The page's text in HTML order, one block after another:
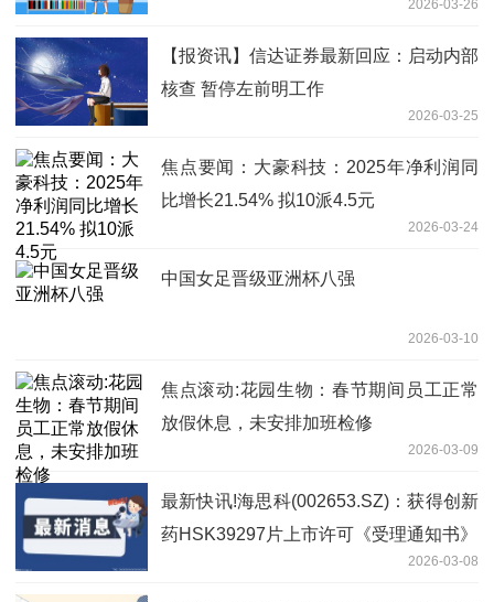
2026-03-26
【报资讯】信达证券最新回应：启动内部
核查 暂停左前明工作
2026-03-25
焦点要闻：大豪科技：2025年净利润同
比增长21.54% 拟10派4.5元
2026-03-24
中国女足晋级亚洲杯八强
2026-03-10
焦点滚动:花园生物：春节期间员工正常
放假休息，未安排加班检修
2026-03-09
最新快讯!海思科(002653.SZ)：获得创新
药HSK39297片上市许可《受理通知书》
2026-03-08